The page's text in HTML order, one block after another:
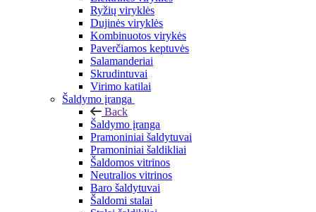
Ryžių viryklės
Dujinės viryklės
Kombinuotos virykės
Paverčiamos keptuvės
Salamanderiai
Skrudintuvai
Virimo katilai
Šaldymo įranga
Back
Šaldymo įranga
Pramoniniai šaldytuvai
Pramoniniai šaldikliai
Šaldomos vitrinos
Neutralios vitrinos
Baro šaldytuvai
Šaldomi stalai